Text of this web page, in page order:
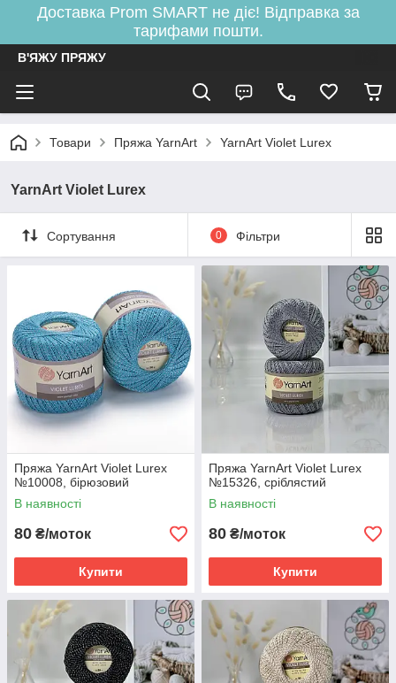
Доставка Prom SMART не діє! Відправка за
тарифами пошти.
В'ЯЖУ ПРЯЖУ
Товари Пряжа YarnArt YarnArt Violet Lurex
YarnArt Violet Lurex
Сортування 0 Фільтри
Пряжа YarnArt Violet Lurex
№10008, бірюзовий
В наявності
80 ₴/моток
Купити
Пряжа YarnArt Violet Lurex
№15326, сріблястий
В наявності
80 ₴/моток
Купити